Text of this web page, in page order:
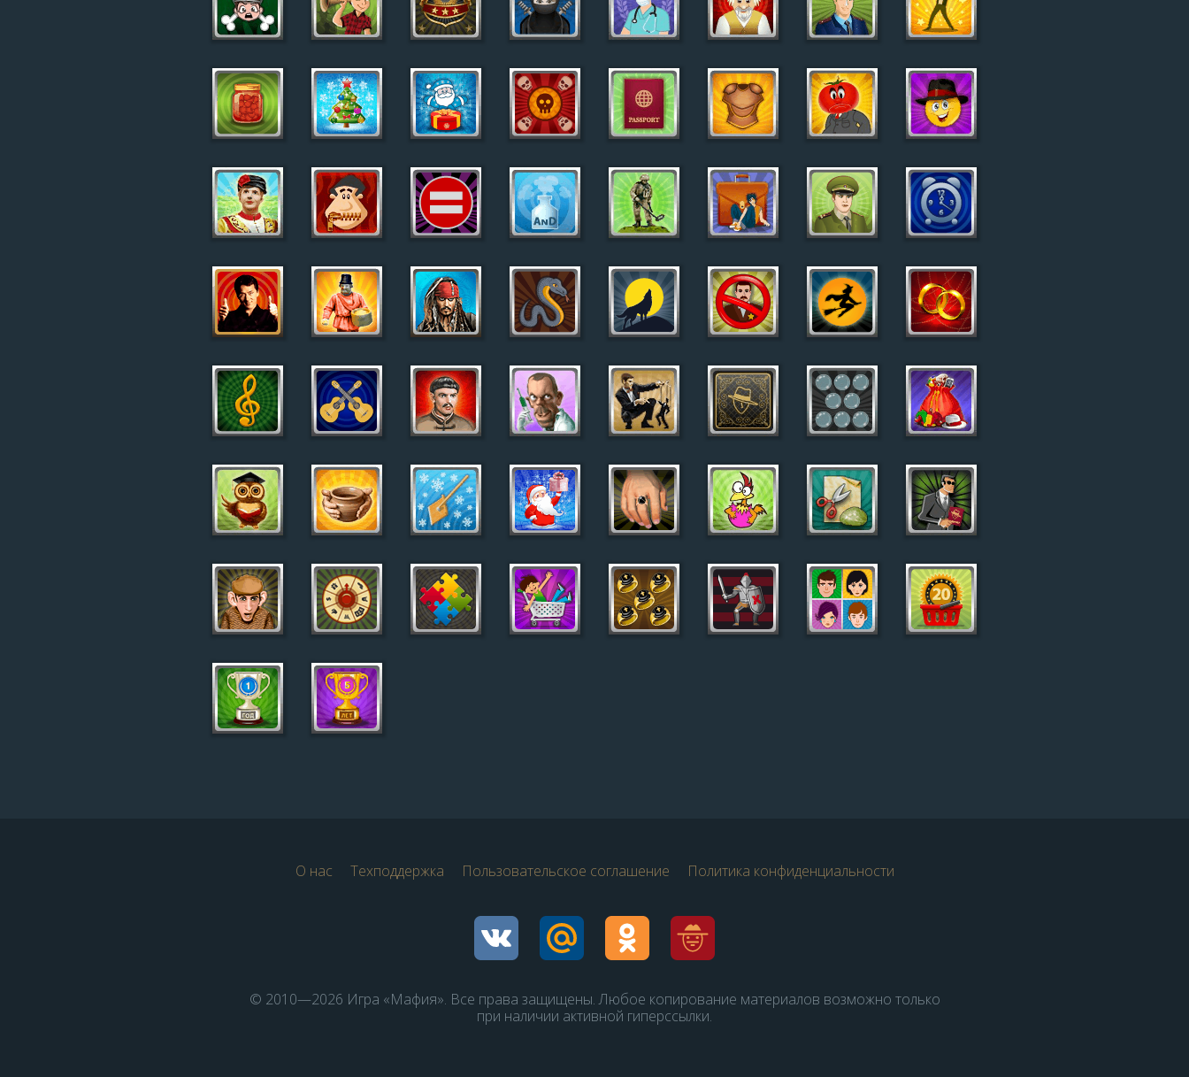
О нас Техподдержка Пользовательское соглашение Политика конфиденциальности
© 2010—2026 Игра «Мафия». Все права защищены. Любое копирование материалов возможно только
при наличии активной гиперссылки.